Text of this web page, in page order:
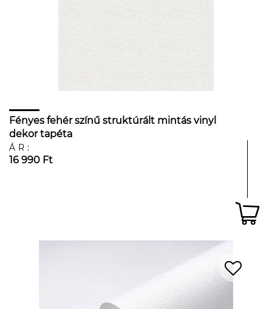
Fényes fehér színű struktúrált mintás vinyl
dekor tapéta
ÁR:
16 990 Ft